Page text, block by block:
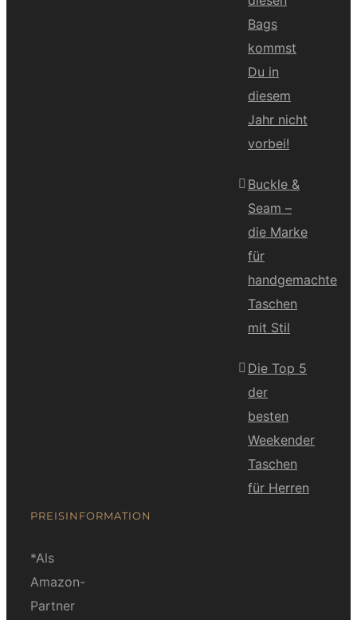
Bags
kommst
Du in
diesem
Jahr nicht
vorbei!
Buckle &
Seam –
die Marke
für
handgemachte
Taschen
mit Stil
Die Top 5
der
besten
Weekender
Taschen
für Herren
PREISINFORMATION
*Als
Amazon-
Partner